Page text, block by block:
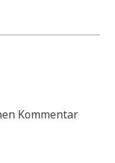
Kommentar